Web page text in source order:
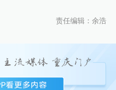
责任编辑：余浩